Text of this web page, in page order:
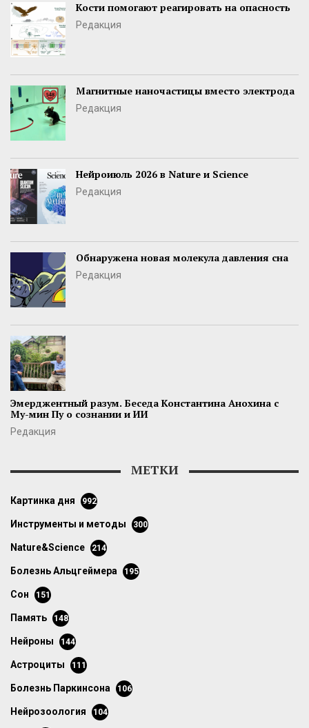
Кости помогают реагировать на опасность
Редакция
Магнитные наночастицы вместо электрода
Редакция
Нейроиюль 2026 в Nature и Science
Редакция
Обнаружена новая молекула давления сна
Редакция
Эмерджентный разум. Беседа Константина Анохина с
Му-мин Пу о сознании и ИИ
Редакция
МЕТКИ
картинка дня 992
инструменты и методы 300
Nature&Science 214
болезнь Альцгеймера 195
сон 151
память 148
нейроны 144
астроциты 111
болезнь Паркинсона 106
нейрозоология 104